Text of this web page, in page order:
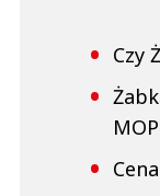
Czy